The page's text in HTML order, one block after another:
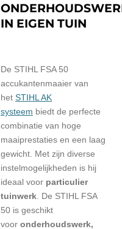
IN EIGEN TUIN
De STIHL FSA 50
accukantenmaaier van
het STIHL AK
systeem biedt de perfecte
combinatie van hoge
maaiprestaties en een laag
gewicht. Met zijn diverse
instelmogelijkheden is hij
ideaal voor particulier
tuinwerk . De STIHL FSA
50 is geschikt
voor onderhoudswerk,